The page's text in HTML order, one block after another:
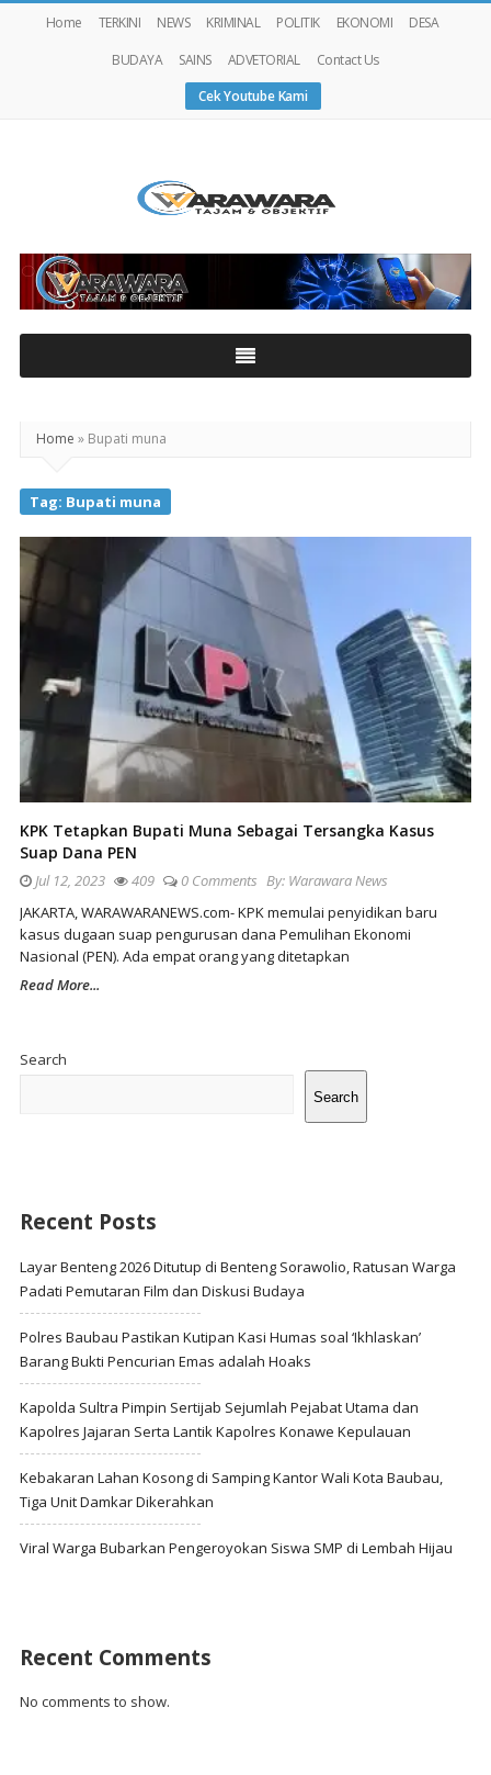
Home TERKINI NEWS KRIMINAL POLITIK EKONOMI
DESA
BUDAYA
SAINS ADVETORIAL
Contact Us
Cek Youtube Kami
Warawaranews
Home » Bupati muna
Tag: Bupati muna
KPK Tetapkan Bupati Muna Sebagai Tersangka Kasus
Suap Dana PEN
Jul 12, 2023 409 0 Comments By: Warawara News
JAKARTA, WARAWARANEWS.com- KPK memulai penyidikan baru
kasus dugaan suap pengurusan dana Pemulihan Ekonomi
Nasional (PEN). Ada empat orang yang ditetapkan
Read More...
Search
Search
Recent Posts
Layar Benteng 2026 Ditutup di Benteng Sorawolio, Ratusan Warga
Padati Pemutaran Film dan Diskusi Budaya
Polres Baubau Pastikan Kutipan Kasi Humas soal ‘Ikhlaskan’
Barang Bukti Pencurian Emas adalah Hoaks
Kapolda Sultra Pimpin Sertijab Sejumlah Pejabat Utama dan
Kapolres Jajaran Serta Lantik Kapolres Konawe Kepulauan
Kebakaran Lahan Kosong di Samping Kantor Wali Kota Baubau,
Tiga Unit Damkar Dikerahkan
Viral Warga Bubarkan Pengeroyokan Siswa SMP di Lembah Hijau
Recent Comments
No comments to show.